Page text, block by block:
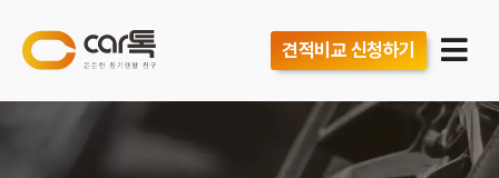
견적비교 신청하기